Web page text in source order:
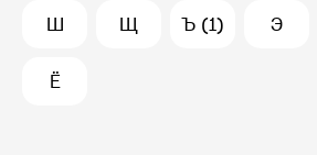
Ш Щ Ъ (1) Э
Ё